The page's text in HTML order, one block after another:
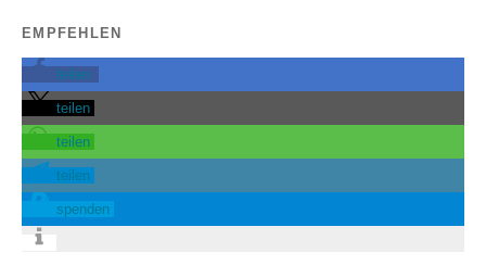
EMPFEHLEN
teilen
teilen
teilen
teilen
spenden